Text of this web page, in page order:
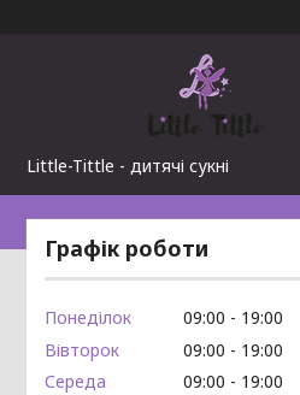
Little-Tittle - дитячі сукні
Графік роботи
Понеділок 09:00
19:00
Вівторок
09:00
19:00
Середа
09:00
19:00